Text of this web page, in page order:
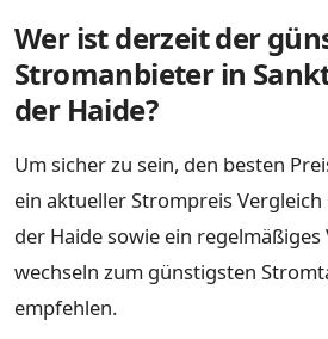
Wer ist derzeit der
Stromanbieter in
der Haide?
Um sicher zu sein, den besten
ein aktueller Strompreis Vergleich
der Haide sowie ein regelmäßiges
wechseln zum günstigsten
empfehlen.